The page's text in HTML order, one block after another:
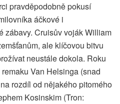
pravděpodobně pokusí
áčkové i
zábavy. Cruisův voják William
ale klíčovou bitvu
neustále dokola. Roku
Van Helsinga (snad
rozdíl od nějakého pitomého
Kosinskim (Tron: